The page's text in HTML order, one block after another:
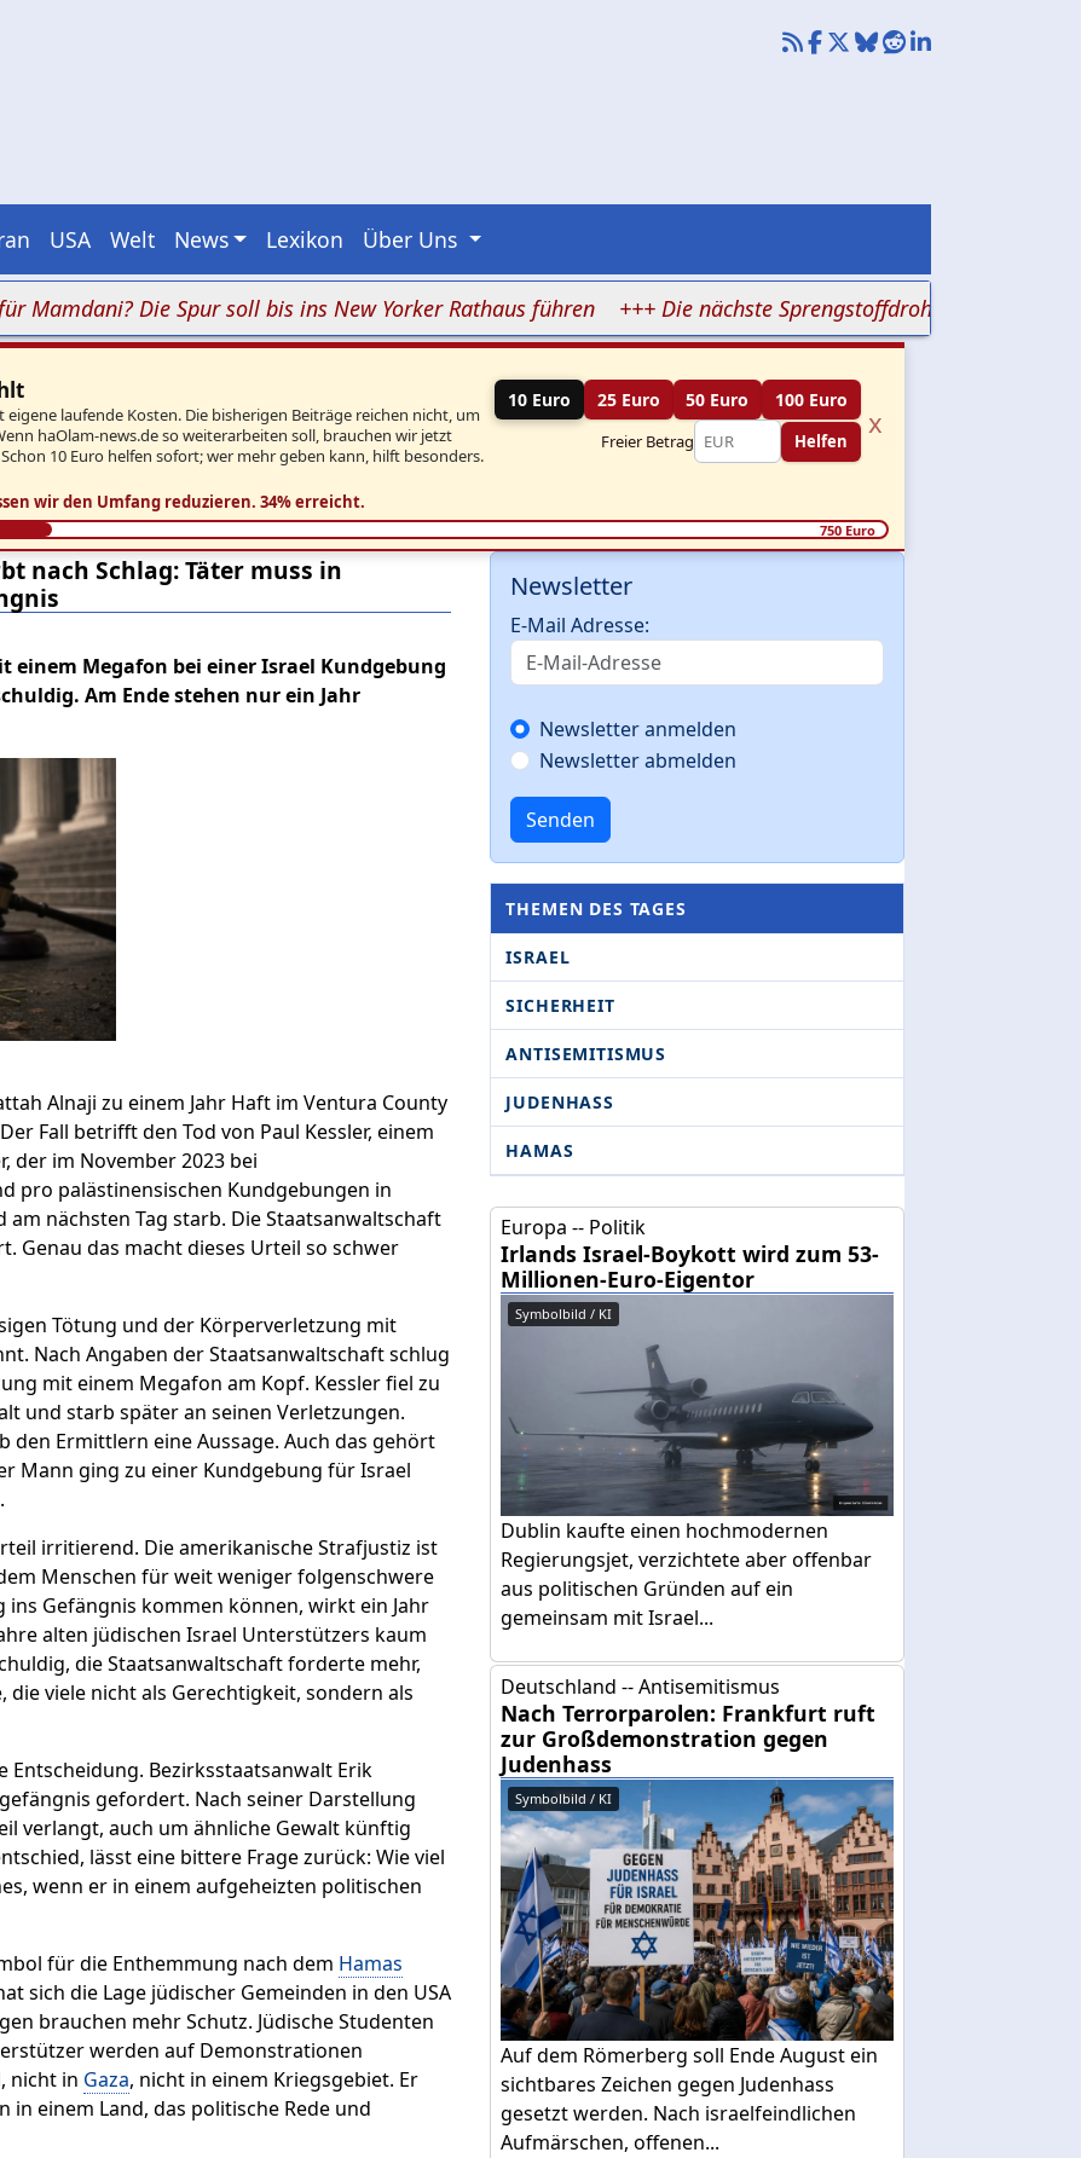
USA Welt News Lexikon Über Uns
Die Spur soll bis ins New Yorker Rathaus führen +++ Die nächste Sprengstoffdrohne könnte mitten in
laufende Kosten. Die bisherigen Beiträge reichen nicht, um
haOlam-news.de so weiterarbeiten soll, brauchen wir jetzt
10 Euro helfen sofort; wer mehr geben kann, hilft besonders.
10 Euro 25 Euro 50 Euro 100 Euro
Freier Betrag Helfen
x
wir den Umfang reduzieren. 34% erreicht.
750 Euro
nach Schlag: Täter muss in
einem Megafon bei einer Israel Kundgebung
Am Ende stehen nur ein Jahr
Alnaji zu einem Jahr Haft im Ventura County
Fall betrifft den Tod von Paul Kessler, einem
der im November 2023 bei
pro palästinensischen Kundgebungen in
nächsten Tag starb. Die Staatsanwaltschaft
Genau das macht dieses Urteil so schwer
Tötung und der Körperverletzung mit
Nach Angaben der Staatsanwaltschaft schlug
mit einem Megafon am Kopf. Kessler fiel zu
und starb später an seinen Verletzungen.
Ermittlern eine Aussage. Auch das gehört
Mann ging zu einer Kundgebung für Israel
irritierend. Die amerikanische Strafjustiz ist
Menschen für weit weniger folgenschwere
Gefängnis kommen können, wirkt ein Jahr
alten jüdischen Israel Unterstützers kaum
die Staatsanwaltschaft forderte mehr,
viele nicht als Gerechtigkeit, sondern als
Bezirksstaatsanwalt Erik
gefordert. Nach seiner Darstellung
verlangt, auch um ähnliche Gewalt künftig
lässt eine bittere Frage zurück: Wie viel
wenn er in einem aufgeheizten politischen
für die Enthemmung nach dem Hamas
sich die Lage jüdischer Gemeinden in den USA
brauchen mehr Schutz. Jüdische Studenten
werden auf Demonstrationen
nicht in Gaza, nicht in einem Kriegsgebiet. Er
einem Land, das politische Rede und
Newsletter
E-Mail Adresse:
Newsletter anmelden
Newsletter abmelden
Senden
THEMEN DES TAGES
ISRAEL
SICHERHEIT
ANTISEMITISMUS
JUDENHASS
HAMAS
Europa -- Politik
Irlands Israel-Boykott wird zum 53-
Millionen-Euro-Eigentor
Symbolbild / KI
Dublin kaufte einen hochmodernen
Regierungsjet, verzichtete aber offenbar
aus politischen Gründen auf ein
gemeinsam mit Israel...
Deutschland -- Antisemitismus
Nach Terrorparolen: Frankfurt ruft
zur Großdemonstration gegen
Judenhass
Symbolbild / KI
Auf dem Römerberg soll Ende August ein
sichtbares Zeichen gegen Judenhass
gesetzt werden. Nach israelfeindlichen
Aufmärschen, offenen...